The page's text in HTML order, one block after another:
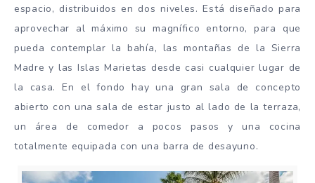
espacio, distribuidos en dos niveles. Está diseñado para
aprovechar al máximo su magnífico entorno, para que
pueda contemplar la bahía, las montañas de la Sierra
Madre y las Islas Marietas desde casi cualquier lugar de
la casa. En el fondo hay una gran sala de concepto
abierto con una sala de estar justo al lado de la terraza,
un área de comedor a pocos pasos y una cocina
totalmente equipada con una barra de desayuno.